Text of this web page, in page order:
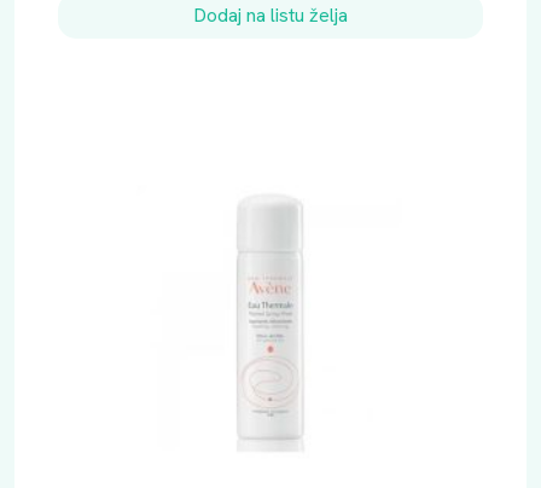
Dodaj na listu želja